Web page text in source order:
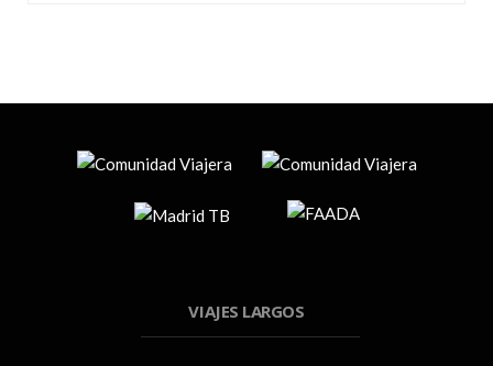
VIAJES LARGOS